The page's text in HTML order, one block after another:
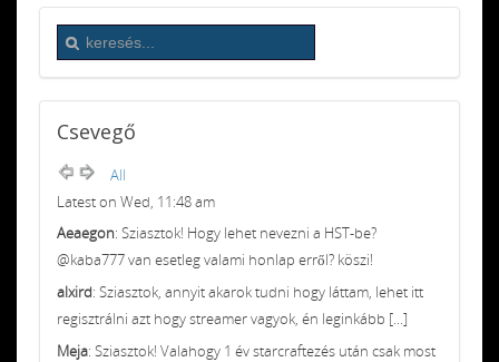
Csevegő
All
Latest on Wed, 11:48 am
Aeaegon: Sziasztok! Hogy lehet nevezni a HST-be?
@kaba777 van esetleg valami honlap erről? köszi!
alxird: Sziasztok, annyit akarok tudni hogy láttam, lehet itt
regisztrálni azt hogy streamer vagyok, én leginkább [...]
Meja: Sziasztok! Valahogy 1 év starcraftezés után csak most